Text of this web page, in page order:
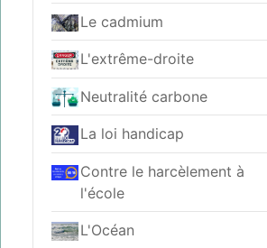
Le cadmium
L'extrême-droite
Neutralité carbone
La loi handicap
Contre le harcèlement à
l'école
L'Océan